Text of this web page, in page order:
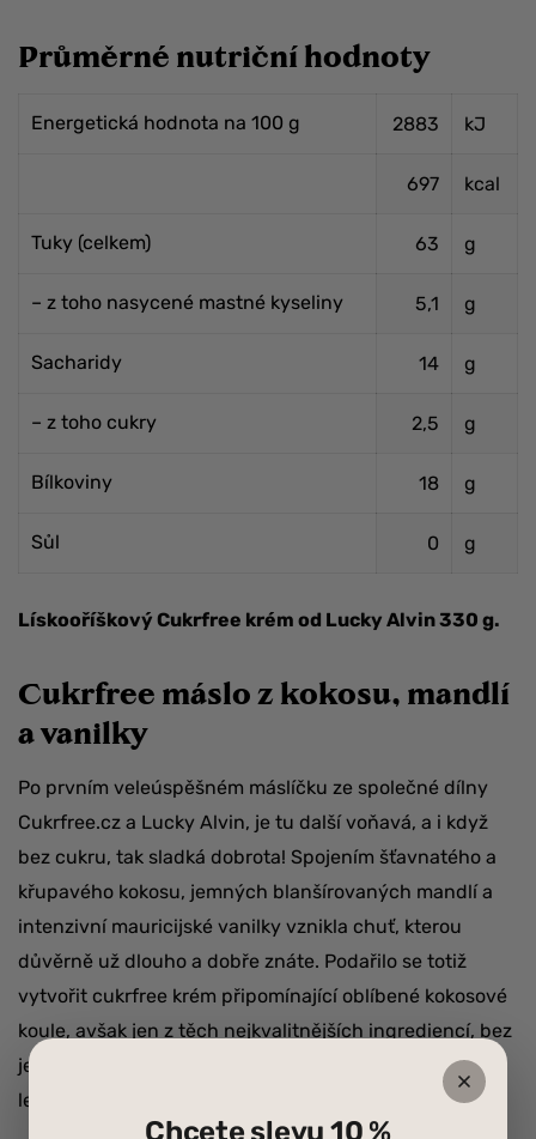
Průměrné nutriční hodnoty
Energetická hodnota na 100 g 2883 kJ
697 kcal
Tuky (celkem) 63 g
– z toho nasycené mastné kyseliny 5,1 g
Sacharidy 14 g
– z toho cukry 2,5 g
Bílkoviny 18 g
Sůl 0 g
Lískooříškový Cukrfree krém od Lucky Alvin 330 g.
Cukrfree máslo z kokosu, mandlí
a vanilky
Po prvním veleúspěšném máslíčku ze společné dílny
Cukrfree.cz a Lucky Alvin, je tu další voňavá, a i když
bez cukru, tak sladká dobrota! Spojením šťavnatého a
křupavého kokosu, jemných blanšírovaných mandlí a
intenzivní mauricijské vanilky vznikla chuť, kterou
důvěrně už dlouho a dobře znáte. Podařilo se totiž
vytvořit cukrfree krém připomínající oblíbené kokosové
koule, avšak jen z těch nejkvalitnějších ingrediencí, bez
jediného zrnka přidaného cukru, bez sladidel, bez
lepku, palmového oleje a chemických aditiv.
Chcete slevu 10 %